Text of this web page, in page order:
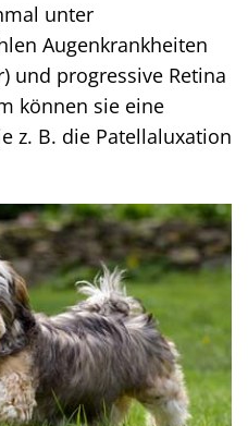
unter
Augenkrankheiten
und progressive Retina
können sie eine
z. B. die Patellaluxation